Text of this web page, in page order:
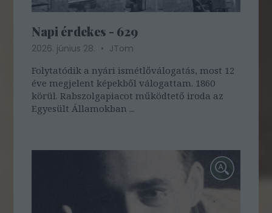
Napi érdekes - 629
2026. június 28.
JTom
Folytatódik a nyári ismétlőválogatás, most 12
éve megjelent képekből válogattam. 1860
körül. Rabszolgapiacot működtető iroda az
Egyesült Államokban ...